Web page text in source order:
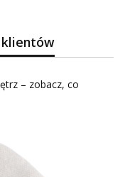
– zobacz, co